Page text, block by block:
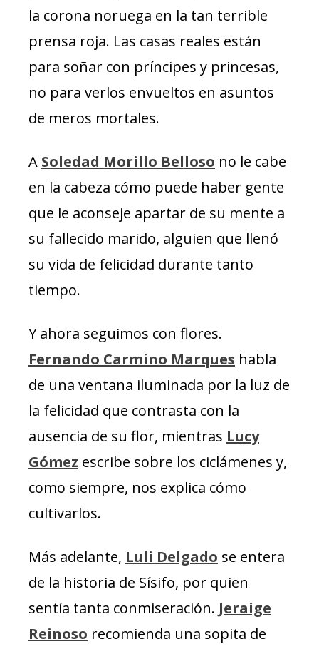
la corona noruega en la tan terrible
prensa roja. Las casas reales están
para soñar con príncipes y princesas,
no para verlos envueltos en asuntos
de meros mortales.
A Soledad Morillo Belloso no le cabe
en la cabeza cómo puede haber gente
que le aconseje apartar de su mente a
su fallecido marido, alguien que llenó
su vida de felicidad durante tanto
tiempo.
Y ahora seguimos con flores.
Fernando Carmino Marques habla
de una ventana iluminada por la luz de
la felicidad que contrasta con la
ausencia de su flor, mientras Lucy
Gómez escribe sobre los ciclámenes y,
como siempre, nos explica cómo
cultivarlos.
Más adelante, Luli Delgado se entera
de la historia de Sísifo, por quien
sentía tanta conmiseración. Jeraige
Reinoso recomienda una sopita de